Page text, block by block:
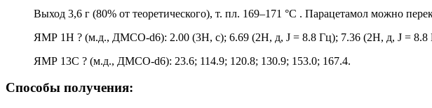
Выход 3,6 г (80% от теоретического), т. пл. 169–171 °С . Парацетамол можно
ЯМР 1Н ? (м.д., ДМСО-d6): 2.00 (3Н, с); 6.69 (2Н, д, J = 8.8 Гц); 7.36 (2Н, д, J = 8.8
ЯМР 13С ? (м.д., ДМСО-d6): 23.6; 114.9; 120.8; 130.9; 153.0; 167.4.
Способы получения: